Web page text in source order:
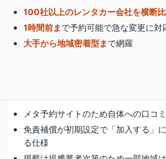
100社以上のレンタカー会社を横断
1時間前ま で予約可能で急な変更に対
大手から地域密着型ま で網羅
メタ予約サイトのため自体への口コ
免責補償が初期設定で「加入する」
る仕様